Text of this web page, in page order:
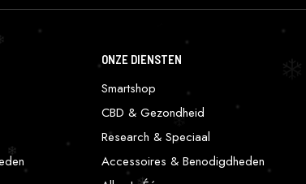
ONZE DIENSTEN
Smartshop
CBD & Gezondheid
Research & Speciaal
Accessoires & Benodigdheden